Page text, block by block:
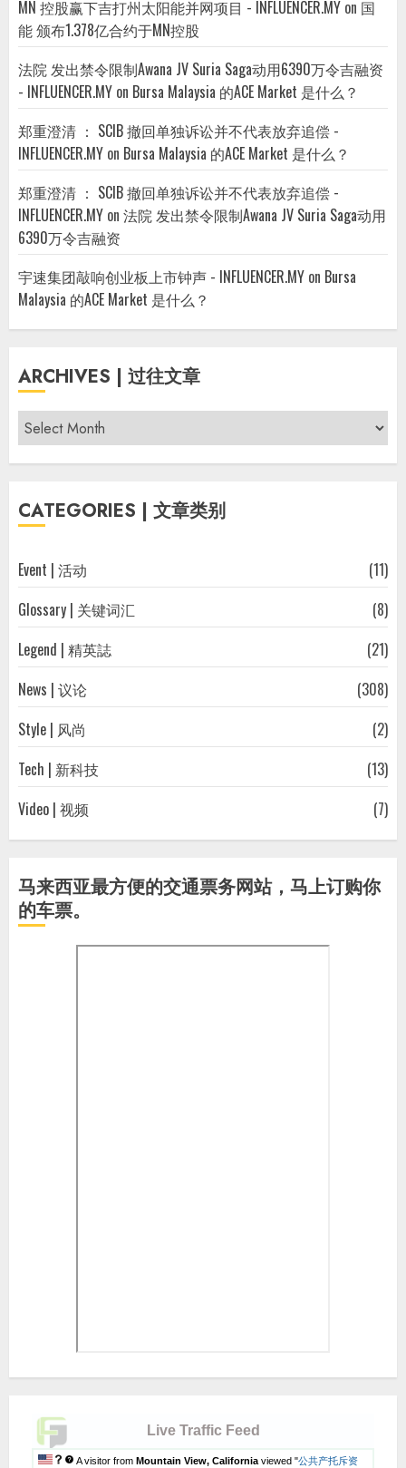
MN 控股赢下吉打州太阳能并网项目 - INFLUENCER.MY on 国
能 颁布1.378亿合约于MN控股
法院 发出禁令限制Awana JV Suria Saga动用6390万令吉融资
- INFLUENCER.MY on Bursa Malaysia 的ACE Market 是什么？
郑重澄清 ： SCIB 撤回单独诉讼并不代表放弃追偿 -
INFLUENCER.MY on Bursa Malaysia 的ACE Market 是什么？
郑重澄清 ： SCIB 撤回单独诉讼并不代表放弃追偿 -
INFLUENCER.MY on 法院 发出禁令限制Awana JV Suria Saga动用
6390万令吉融资
宇速集团敲响创业板上市钟声 - INFLUENCER.MY on Bursa
Malaysia 的ACE Market 是什么？
ARCHIVES | 过往文章
Archives
|
过
文
CATEGORIES | 文章类别
Event | 活动
(11)
Glossary | 关键词汇
(8)
Legend | 精英誌
(21)
News | 议论
(308)
Style | 风尚
(2)
Tech | 新科技
(13)
Video | 视频
(7)
马来西亚最方便的交通票务网站，马上订购你
的车票。
Live Traffic Feed
A visitor from Mountain View, California viewed "公共产托斥资